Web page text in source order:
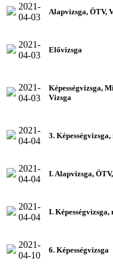
2021-
04-03
Alapvizsga, ÖTV,
2021-
04-03
Elővizsga
2021-
04-03
Képességvizsga,
Vizsga
2021-
04-04
3.
2021-
04-04
I. Alapvizsga,
2021-
04-04
I. Képességvizsga,
2021-
04-10
6. Képességvizsga